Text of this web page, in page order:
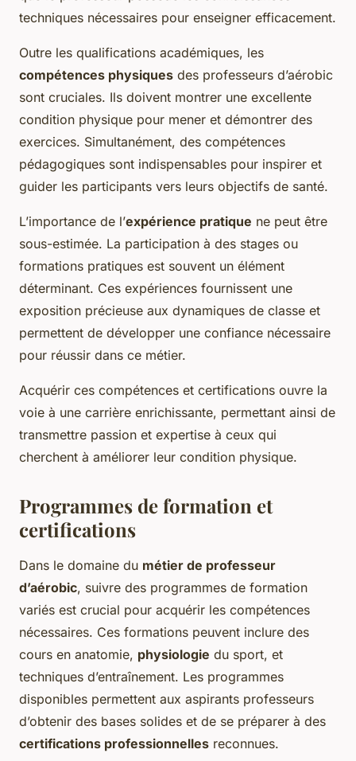
techniques nécessaires pour enseigner efficacement.
Outre les qualifications académiques, les
compétences physiques des professeurs d’aérobic
sont cruciales. Ils doivent montrer une excellente
condition physique pour mener et démontrer des
exercices. Simultanément, des compétences
pédagogiques sont indispensables pour inspirer et
guider les participants vers leurs objectifs de santé.
L’importance de l’expérience pratique ne peut être
sous-estimée. La participation à des stages ou
formations pratiques est souvent un élément
déterminant. Ces expériences fournissent une
exposition précieuse aux dynamiques de classe et
permettent de développer une confiance nécessaire
pour réussir dans ce métier.
Acquérir ces compétences et certifications ouvre la
voie à une carrière enrichissante, permettant ainsi de
transmettre passion et expertise à ceux qui
cherchent à améliorer leur condition physique.
Programmes de formation et
certifications
Dans le domaine du métier de professeur
d’aérobic, suivre des programmes de formation
variés est crucial pour acquérir les compétences
nécessaires. Ces formations peuvent inclure des
cours en anatomie, physiologie du sport, et
techniques d’entraînement. Les programmes
disponibles permettent aux aspirants professeurs
d’obtenir des bases solides et de se préparer à des
certifications professionnelles reconnues.